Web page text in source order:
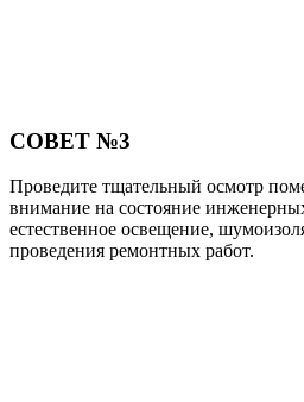
СОВЕТ №3
Проведите тщательный осмотр
внимание на состояние
естественное освещение,
проведения ремонтных работ.